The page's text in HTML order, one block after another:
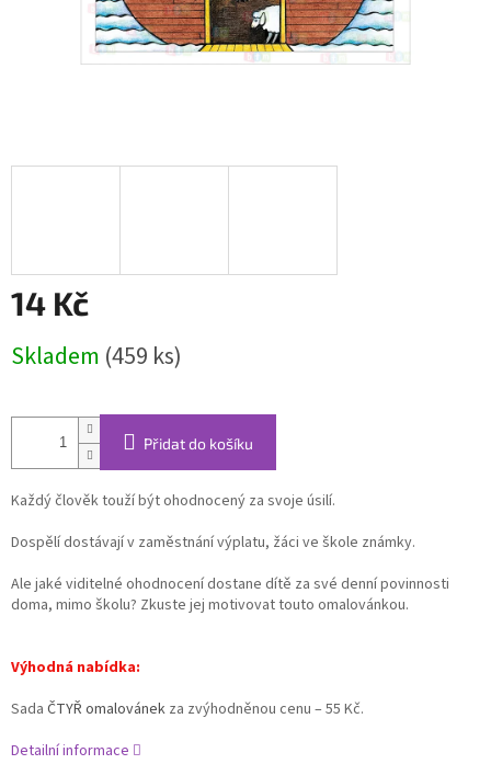
14 Kč
cena:
Skladem (459 ks)
Přidat do košíku
Každý člověk touží být ohodnocený za svoje úsilí.
Dospělí dostávají v zaměstnání výplatu, žáci ve škole známky.
Ale jaké viditelné ohodnocení dostane dítě za své denní povinnosti
doma, mimo školu? Zkuste jej motivovat touto omalovánkou.
Výhodná nabídka:
Sada ČTYŘ omalovánek za zvýhodněnou cenu – 55 Kč.
Detailní informace